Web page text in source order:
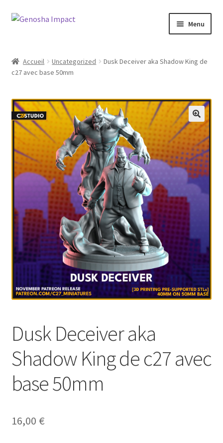
Aller
navigation
Aller
Menu
Cart
Checkout
My account
Shop
Wishlist
Accueil Uncategorized
Dusk Deceiver aka Shadow King de
c27 avec base 50mm
Dusk Deceiver aka
Shadow King de c27 avec
base 50mm
16,00 €